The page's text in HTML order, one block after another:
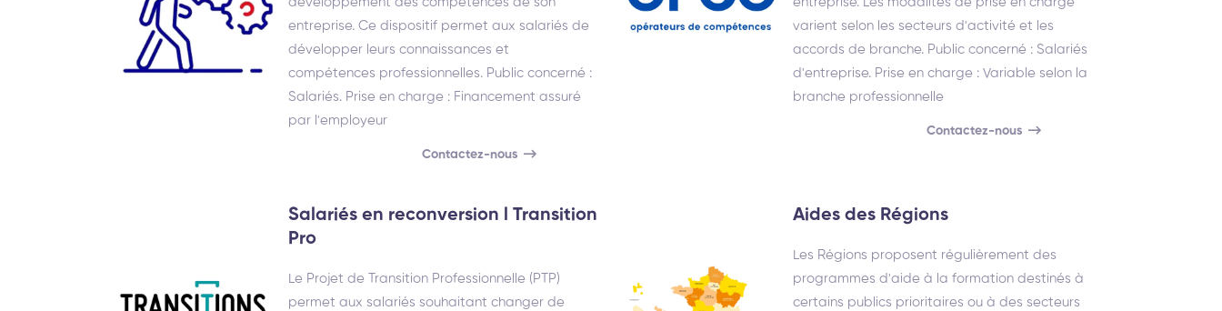
entreprise. Ce dispositif permet aux salariés de
développer leurs connaissances et
compétences professionnelles. Public concerné :
Salariés. Prise en charge : Financement assuré
par l'employeur
Contactez-nous
varient selon les secteurs d'activité et les
accords de branche. Public concerné : Salariés
d'entreprise. Prise en charge : Variable selon la
branche professionnelle
Contactez-nous
Salariés en reconversion l Transition
Pro
Le Projet de Transition Professionnelle (PTP)
permet aux salariés souhaitant changer de
Aides des Régions
Les Régions proposent régulièrement des
programmes d'aide à la formation destinés à
certains publics prioritaires ou à des secteurs